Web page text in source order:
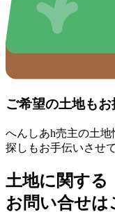
ご希望の土地も
へんしあh売主の土
探しもお手伝いさせ
土地に関する
お問い合せ